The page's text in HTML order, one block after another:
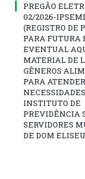
PREGÃO
02/2026-
(REGISTRO DE
PARA FUTURA
EVENTUAL
MATERIAL DE
GÊNEROS
PARA
INSTITUTO DE
PREVIDÊNCIA
SERVIDORES
DE DOM